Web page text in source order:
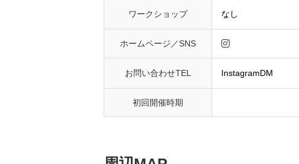
ワークショップ なし
ホームページ／SNS
お問い合わせTEL InstagramDM
初回開催時期